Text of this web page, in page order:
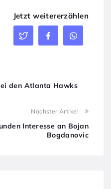
Jetzt weitererzählen
den Atlanta Hawks
Nächster Artikel
Interesse an Bojan
Bogdanovic